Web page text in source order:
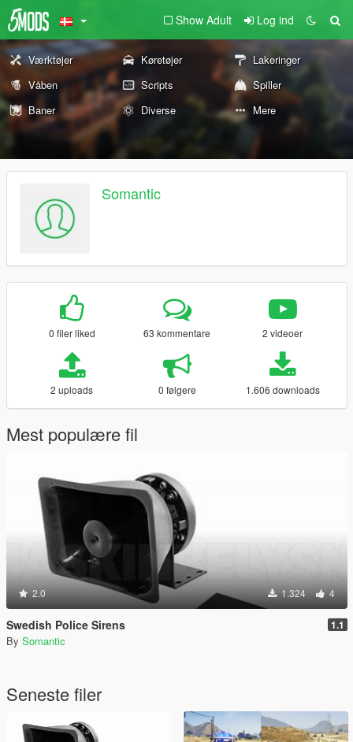
Show Adult Log ind
Værktøjer Køretøjer
Lakeringer
Våben
Scripts
Spiller
Baner
Diverse Mere
Somantic
0 filer liked 63 kommentare 2 videoer
2 uploads 0 følgere 1.606 downloads
Mest populære fil
2.0 1.324 4
Swedish Police Sirens 1.1
By Somantic
Seneste filer